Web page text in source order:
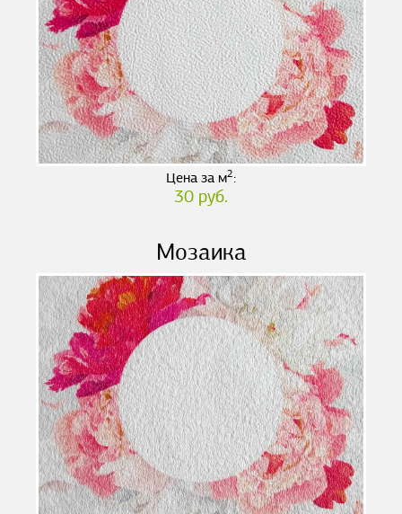
Цена за м2:
30 руб.
Мозаика